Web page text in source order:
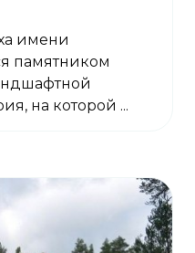
имени
памятником
на которой ...